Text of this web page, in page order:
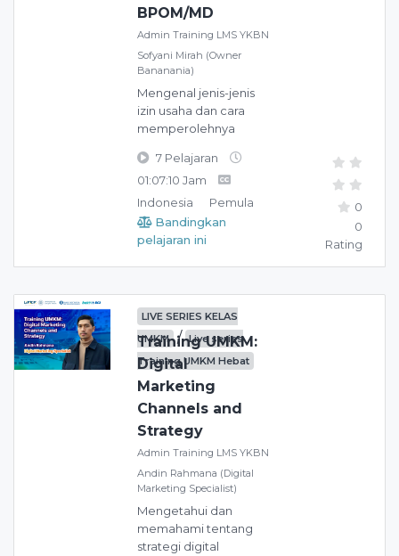
BPOM/MD
Admin Training LMS YKBN
Sofyani Mirah (Owner
Bananania)
Mengenal jenis-jenis
izin usaha dan cara
memperolehnya
7 Pelajaran
01:07:10 Jam
Indonesia
Pemula
Bandingkan
pelajaran ini
0
0
Rating
LIVE SERIES KELAS
UMKM / Live series
Training UMKM Hebat
Training UMKM:
Digital
Marketing
Channels and
Strategy
Admin Training LMS YKBN
Andin Rahmana (Digital
Marketing Specialist)
Mengetahui dan
memahami tentang
strategi digital